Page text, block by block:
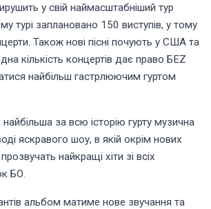
у cвій наймасштабніший тур
турі заплановано 150 виступів, у тому
Також нові пісні почують у США та
кiлькiсть концертiв дає право БЕZ
найбільш гастрлюючим гуртом
за всю історію гурту музична
яскравого шоу, в якій окрім нових
найкращі хіти зі всіх
БО.
альбом матиме нове звучання та